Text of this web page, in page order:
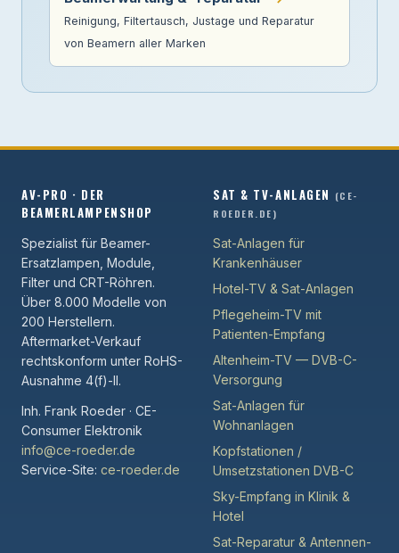
Reinigung, Filtertausch, Justage und Reparatur
von Beamern aller Marken
AV-PRO · DER
BEAMERLAMPENSHOP
Spezialist für Beamer-
Ersatzlampen, Module,
Filter und CRT-Röhren.
Über 8.000 Modelle von
200 Herstellern.
Aftermarket-Verkauf
rechtskonform unter RoHS-
Ausnahme 4(f)-II.
Inh. Frank Roeder · CE-
Consumer Elektronik
info@ce-roeder.de
Service-Site: ce-roeder.de
SAT & TV-ANLAGEN (CE-
ROEDER.DE)
Sat-Anlagen für
Krankenhäuser
Hotel-TV & Sat-Anlagen
Pflegeheim-TV mit
Patienten-Empfang
Altenheim-TV — DVB-C-
Versorgung
Sat-Anlagen für
Wohnanlagen
Kopfstationen /
Umsetzstationen DVB-C
Sky-Empfang in Klinik &
Hotel
Sat-Reparatur & Antennen-